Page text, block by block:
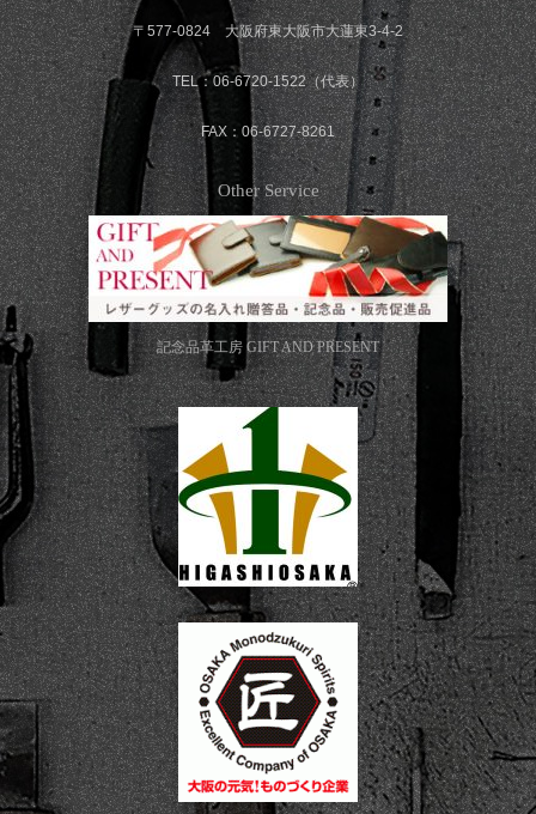
〒577-0824 大阪府東大阪市大蓮東3-4-2
TEL：06-6720-1522（代表）
FAX：06-6727-8261
Other Service
記念品革工房 GIFT AND PRESENT